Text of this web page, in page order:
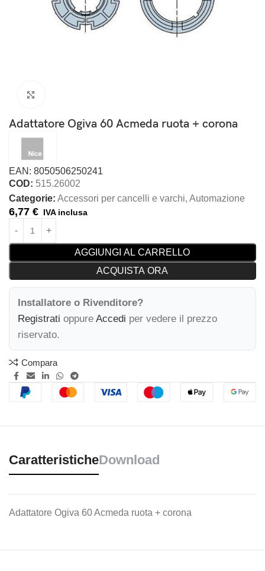
Adattatore Ogiva 60 Acmeda ruota + corona
EAN: 8050506250241
COD: 515.26002
Categorie: Accessori per cancelli e varchi, Automazione
6,77 € IVA inclusa
AGGIUNGI AL CARRELLO
ACQUISTA ORA
Installatore o Rivenditore?
Registrati oppure Accedi per vedere il prezzo
riservato.
Compara
CaratteristicheDownload
Adattatore Ogiva 60 Acmeda ruota + corona